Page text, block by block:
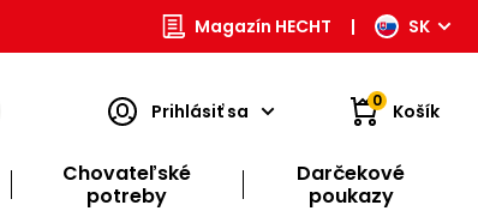
Magazín HECHT | SK
Prihlásiť sa 0 Košík
Chovateľské
potreby
Darčekové
poukazy